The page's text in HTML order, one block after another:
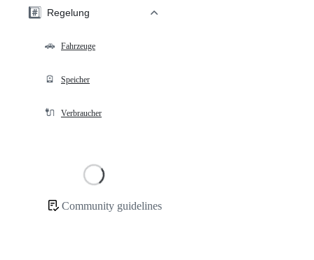
#️⃣ Regelung
🚗 Fahrzeuge
🪫 Speicher
🔌 Verbraucher
Community guidelines